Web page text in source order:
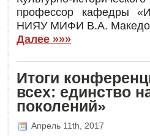
профессор кафедры
НИЯУ МИФИ В.А.
Далее »»»
Итоги
всех: единство
поколений»
Апрель 11th, 2017